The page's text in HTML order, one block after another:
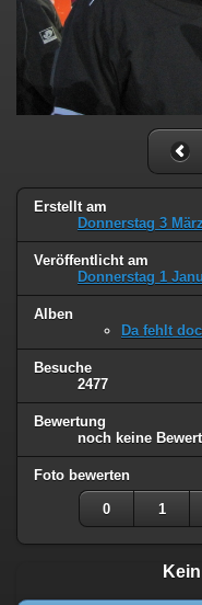
Erstellt am
Donnerstag 3
Veröffentlicht am
Donnerstag 1
Alben
Da fehlt
Besuche
2477
Bewertung
noch keine
Foto bewerten
0 1